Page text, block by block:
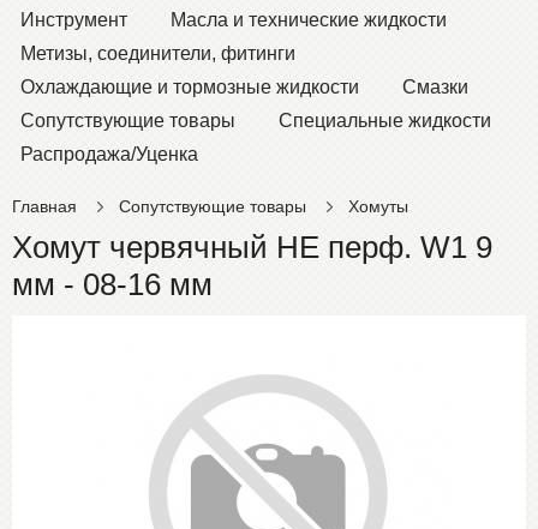
Инструмент
Масла и технические жидкости
Метизы, соединители, фитинги
Охлаждающие и тормозные жидкости
Смазки
Сопутствующие товары
Специальные жидкости
Распродажа/Уценка
Главная Сопутствующие товары Хомуты
Хомут червячный НЕ перф. W1 9
мм - 08-16 мм